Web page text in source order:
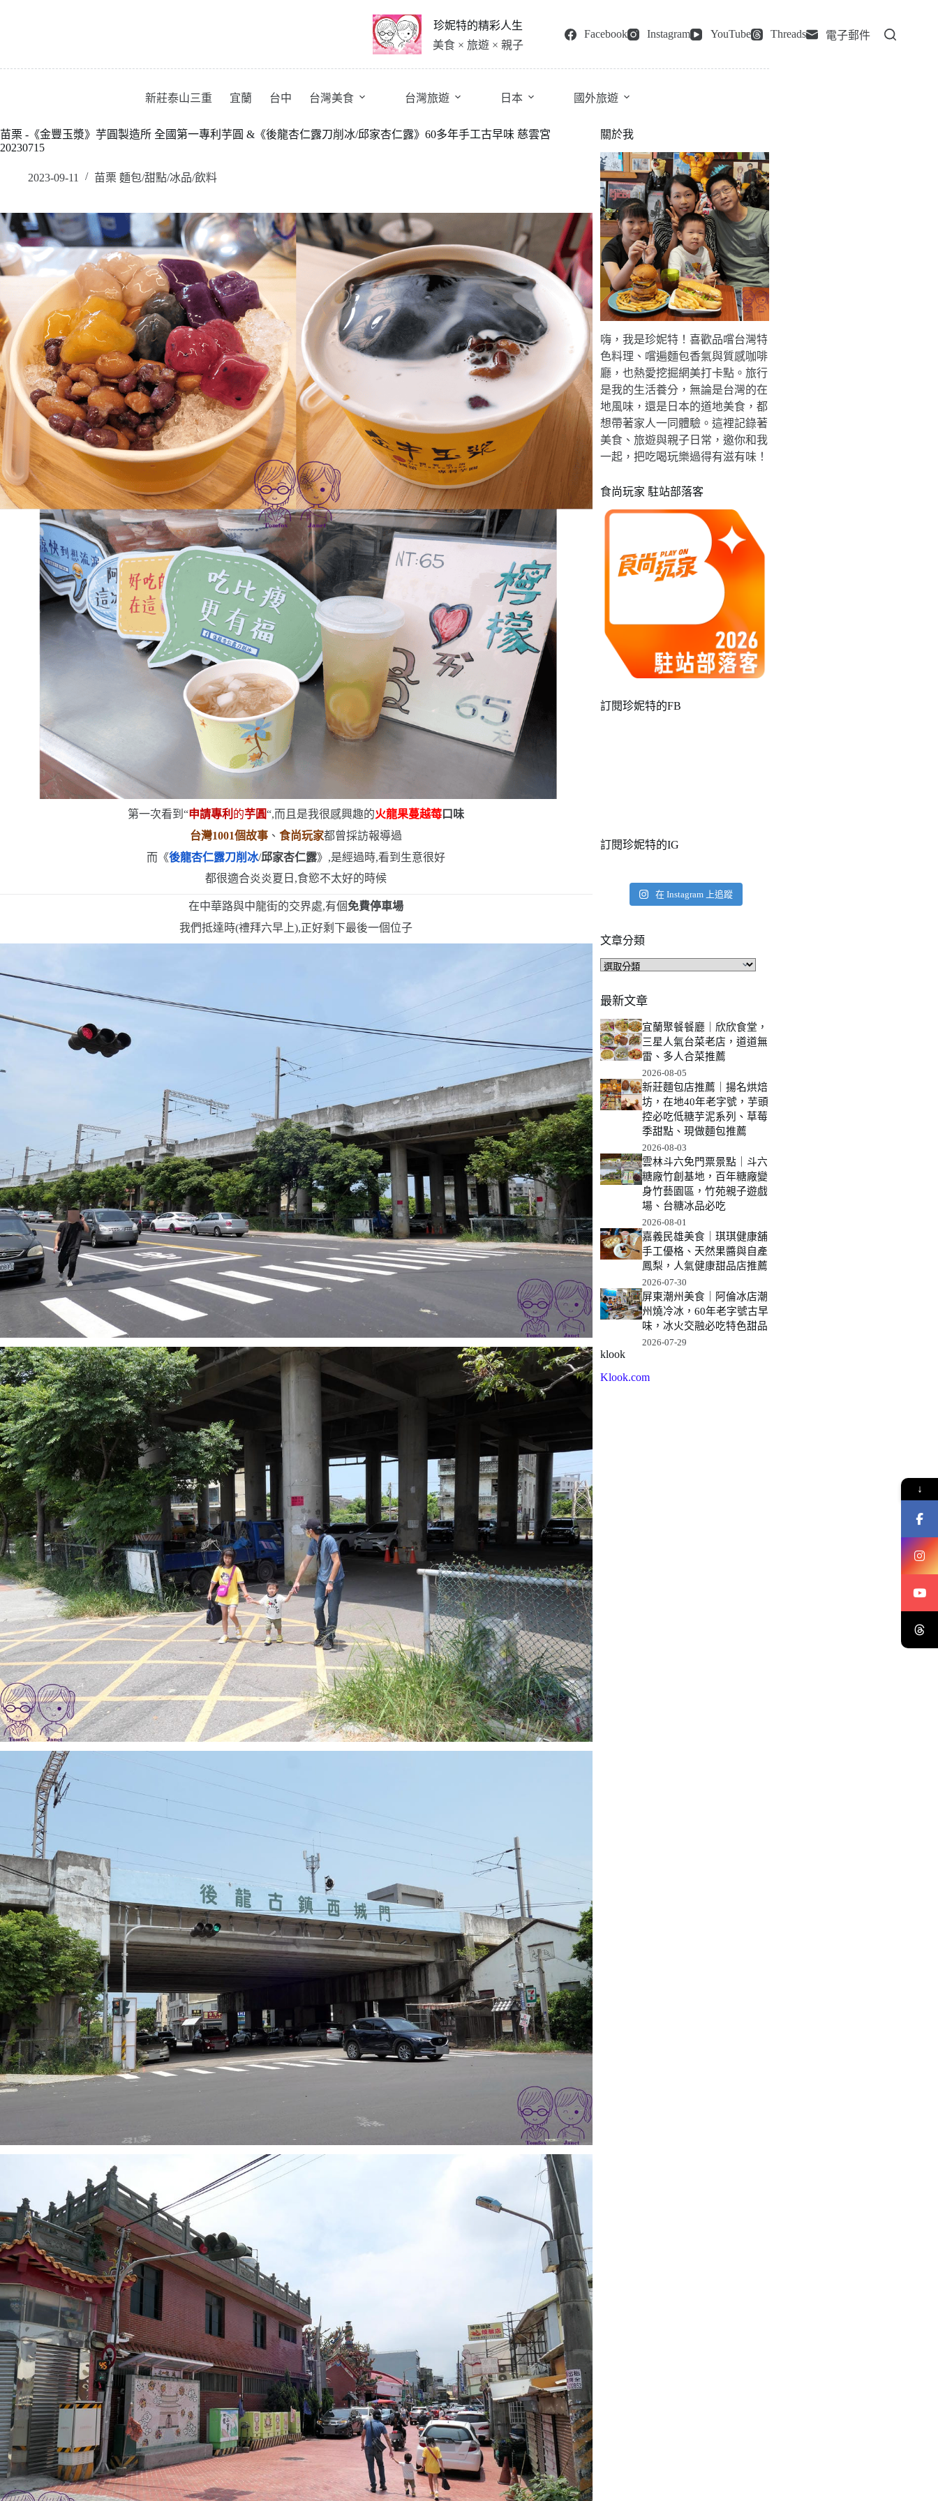
珍妮特的精彩人生
美食 × 旅遊 × 親子
Facebook Instagram YouTube Threads 電子郵件
新莊泰山三重 宜蘭 台中 台灣美食 台灣旅遊 日本 國外旅遊
苗栗 -《金豐玉漿》芋圓製造所 全國第一專利芋圓 &《後龍杏仁露刀削冰/邱家杏仁露》60多年手工古早味 慈雲宮
20230715
2023-09-11 苗栗 麵包/甜點/冰品/飲料
第一次看到“申請專利 的芋圓“,而且是我很感興趣的火龍果蔓越莓 口味
台灣1001個故事 、食尚玩家都曾採訪報導過
而《後龍杏仁露刀削冰/邱家杏仁露》,是經過時,看到生意很好
都很適合炎炎夏日,食慾不太好的時候
在中華路與中龍街的交界處,有個免費停車場
我們抵達時(禮拜六早上),正好剩下最後一個位子
關於我
嗨，我是珍妮特！喜歡品嚐台灣特
色料理、嚐遍麵包香氣與質感咖啡
廳，也熱愛挖掘網美打卡點。旅行
是我的生活養分，無論是台灣的在
地風味，還是日本的道地美食，都
想帶著家人一同體驗。這裡記錄著
美食、旅遊與親子日常，邀你和我
一起，把吃喝玩樂過得有滋有味！
食尚玩家 駐站部落客
訂閱珍妮特的FB
訂閱珍妮特的IG
在 Instagram 上追蹤
文章分類
文
分
類
最新文章
宜蘭聚餐餐廳｜欣欣食堂，
三星人氣台菜老店，道道無
雷、多人合菜推薦
2026-08-05
新莊麵包店推薦｜揚名烘焙
坊，在地40年老字號，芋頭
控必吃低糖芋泥系列、草莓
季甜點、現做麵包推薦
2026-08-03
雲林斗六免門票景點｜斗六
糖廠竹創基地，百年糖廠變
身竹藝園區，竹苑親子遊戲
場、台糖冰品必吃
2026-08-01
嘉義民雄美食｜琪琪健康舖
手工優格、天然果醬與自產
鳳梨，人氣健康甜品店推薦
2026-07-30
屏東潮州美食｜阿倫冰店潮
州燒冷冰，60年老字號古早
味，冰火交融必吃特色甜品
2026-07-29
klook
Klook.com
↓